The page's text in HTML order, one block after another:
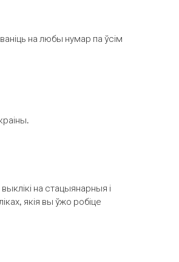
на любы нумар па ўсім
на стацыянарныя і
якія вы ўжо робіце